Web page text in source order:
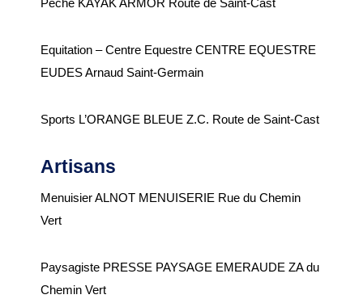
Pêche KAYAK ARMOR Route de Saint-Cast
Equitation – Centre Equestre CENTRE EQUESTRE
EUDES Arnaud Saint-Germain
Sports L’ORANGE BLEUE Z.C. Route de Saint-Cast
Artisans
Menuisier ALNOT MENUISERIE Rue du Chemin
Vert
Paysagiste PRESSE PAYSAGE EMERAUDE ZA du
Chemin Vert